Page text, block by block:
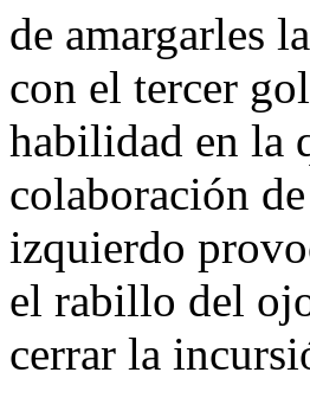
de amargarles
con el tercer
habilidad en la
colaboración
izquierdo
el rabillo del
cerrar la